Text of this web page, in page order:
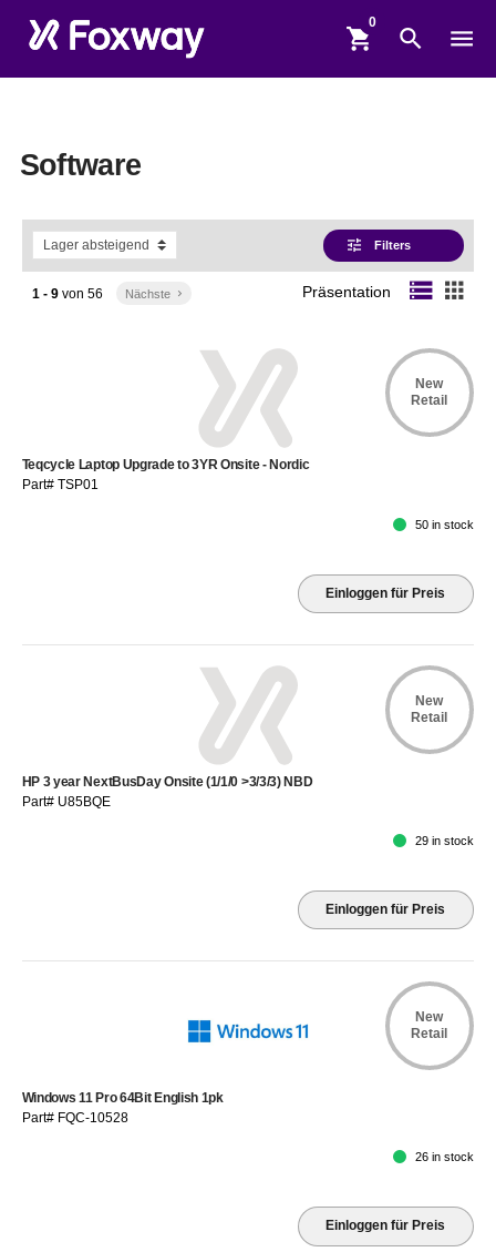
shopping_cart search menu
Software
tune Filters
1 - 9von 56 Nächste keyboard_arrow_right Präsentation storage apps
New
Retail
Teqcycle Laptop Upgrade to 3YR Onsite - Nordic
Part# TSP01
50 in stock
Einloggen für Preis
New
Retail
HP 3 year NextBusDay Onsite (1/1/0 >3/3/3) NBD
Part# U85BQE
29 in stock
Einloggen für Preis
New
Retail
Windows 11 Pro 64Bit English 1pk
Part# FQC-10528
26 in stock
Einloggen für Preis